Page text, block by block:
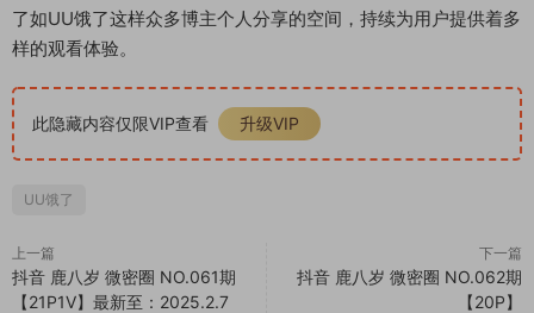
了如UU饿了这样众多博主个人分享的空间，持续为用户提供着多
样的观看体验。
此隐藏内容仅限VIP查看 升级VIP
UU饿了
上一篇
抖音 鹿八岁 微密圈 NO.061期
【21P1V】最新至：2025.2.7
下一篇
抖音 鹿八岁 微密圈 NO.062期
【20P】